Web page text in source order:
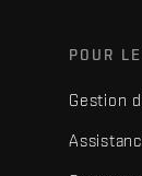
POUR
Gestion